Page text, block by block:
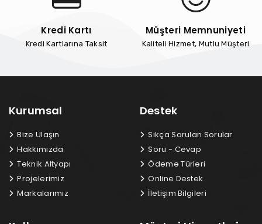
Kredi Kartı
Kredi Kartlarına Taksit
Müşteri Memnuniyeti
Kaliteli Hizmet, Mutlu Müşteri
Kurumsal
Bize Ulaşın
Hakkımızda
Teknik Altyapı
Projelerimiz
Markalarımız
Destek
Sıkça Sorulan Sorular
Soru - Cevap
Ödeme Türleri
Online Destek
İletişim Bilgileri